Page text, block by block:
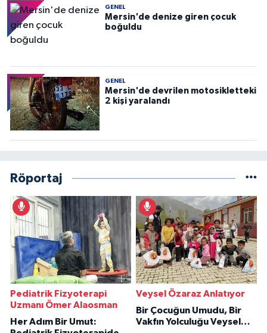
GENEL
Mersin'de denize giren çocuk
boğuldu
GENEL
Mersin'de devrilen motosikletteki
2 kişi yaralandı
Röportaj
Pediatrik Fizyoterapi
Uzmanı Ömer Alaosman
Her Adım Bir Umut:
Veysel Özaraz Anlatıyor
Bir Çocuğun Umudu, Bir
Vakfın Yolculuğu Veysel